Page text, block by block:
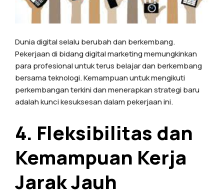
Dunia digital selalu berubah dan berkembang.
Pekerjaan di bidang digital marketing memungkinkan
para profesional untuk terus belajar dan berkembang
bersama teknologi. Kemampuan untuk mengikuti
perkembangan terkini dan menerapkan strategi baru
adalah kunci kesuksesan dalam pekerjaan ini.
4. Fleksibilitas dan
Kemampuan Kerja
Jarak Jauh